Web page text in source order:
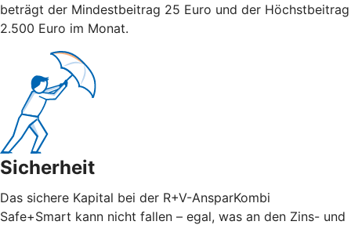
beträgt der Mindestbeitrag 25 Euro und der Höchstbeitrag
2.500 Euro im Monat.
Sicherheit
Das sichere Kapital bei der R+V-AnsparKombi
Safe+Smart kann nicht fallen – egal, was an den Zins- und